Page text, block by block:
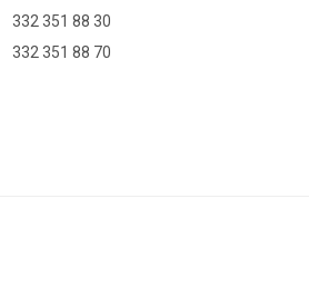
332 351 88 30
332 351 88 70